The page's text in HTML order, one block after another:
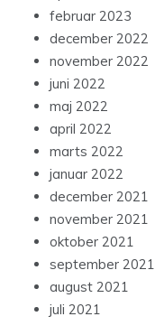
februar 2023
december 2022
november 2022
juni 2022
maj 2022
april 2022
marts 2022
januar 2022
december 2021
november 2021
oktober 2021
september 2021
august 2021
juli 2021